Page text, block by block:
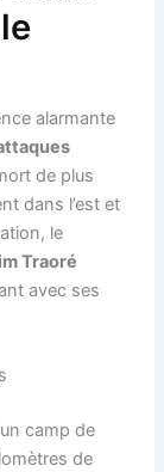
alarmante
de plus
dans l’est et
le
Traoré
avec ses
camp de
de